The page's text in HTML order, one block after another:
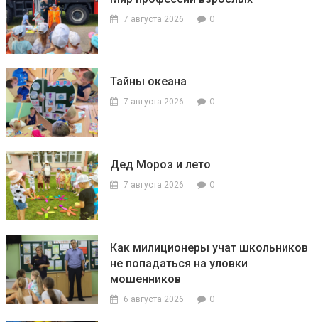
7 августа 2026 0
Тайны океана
7 августа 2026 0
Дед Мороз и лето
7 августа 2026 0
Как милиционеры учат школьников
не попадаться на уловки
мошенников
6 августа 2026 0